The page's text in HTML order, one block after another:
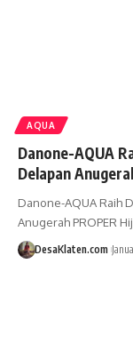
AQUA
Danone-AQUA
Delapan
Danone-AQUA Raih
Anugerah PROPER
DesaKlaten.com